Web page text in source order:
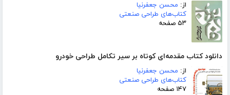
از: محسن جعفرنیا
کتاب‌های طراحی صنعتی
۵۳ صفحه
دانلود کتاب مقدمه‌ای کوتاه بر سیر تکامل طراحی خودرو
از: محسن جعفرنیا
کتاب‌های طراحی صنعتی
۱۴۷ صفحه